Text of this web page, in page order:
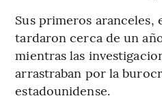
Sus primeros aranceles,
tardaron cerca de un
mientras las
arrastraban por la
estadounidense.